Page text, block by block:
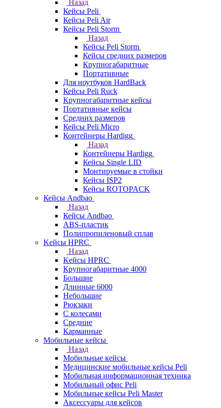
Назад
Кейсы Peli
Кейсы Peli Air
Кейсы Peli Storm
Назад
Кейсы Peli Storm
Кейсы средних размеров
Крупногабаритные
Портативные
Для ноутбуков HardBack
Кейсы Peli Ruck
Крупногабаритные кейсы
Портативные кейсы
Средних размеров
Кейсы Peli Micro
Контейнеры Hardigg
Назад
Контейнеры Hardigg
Кейсы Single LID
Монтируемые в стойки
Кейсы ISP2
Кейсы ROTOPACK
Кейсы Andbao
Назад
Кейсы Andbao
ABS-пластик
Полипропиленовый сплав
Kейсы HPRC
Назад
Kейсы HPRC
Крупногабаритные 4000
Большие
Длинные 6000
Небольшие
Рюкзаки
С колесами
Средние
Карманные
Мобильные кейсы
Назад
Мобильные кейсы
Медицинские мобильные кейсы Peli
Мобильная информационная техника
Мобильный офис Peli
Мобильные кейсы Peli Master
Аксессуары для кейсов